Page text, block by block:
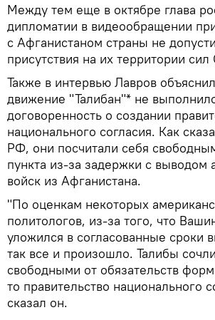
Между тем еще в октябре глава
дипломатии в видеообращении
с Афганистаном страны не
присутствия на их территории
Также в интервью Лавров
движение "Талибан"* не
договоренность о создании
национального согласия. Как
РФ, они посчитали себя
пункта из-за задержки с выводом
войск из Афганистана.
"По оценкам некоторых
политологов, из-за того, что
уложился в согласованные сроки
так все и произошло. Талибы
свободными от обязательств
то правительство национального
сказал он.